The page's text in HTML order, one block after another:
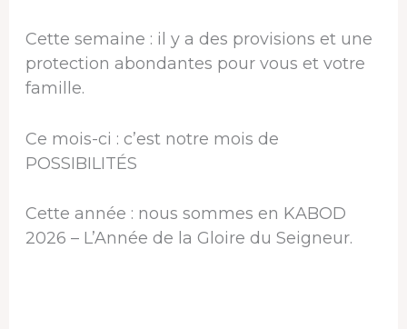
Cette semaine : il y a des provisions et une
protection abondantes pour vous et votre
famille.
Ce mois-ci : c’est notre mois de
POSSIBILITÉS
Cette année : nous sommes en KABOD
2026 – L’Année de la Gloire du Seigneur.